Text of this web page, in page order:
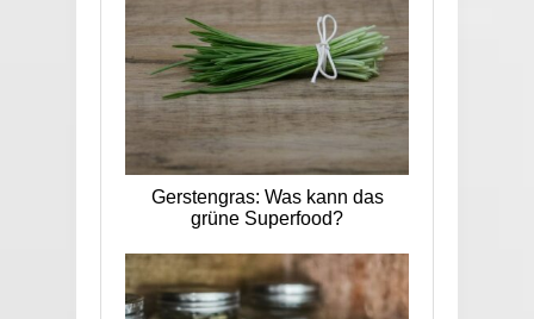
Gerstengras: Was kann das
grüne Superfood?